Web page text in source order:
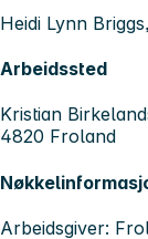
Heidi Lynn
Arbeidssted
Kristian
4820 Froland
Arbeidsgiver: